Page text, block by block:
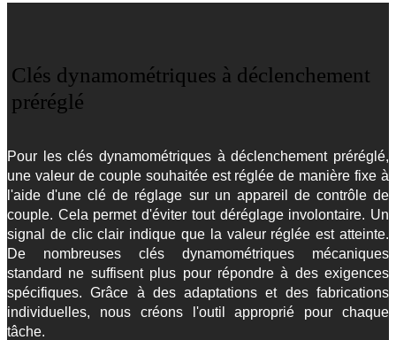
Clés dynamométriques à déclenchement
préréglé
Pour les clés dynamométriques à déclenchement préréglé,
une valeur de couple souhaitée est réglée de manière fixe à
l'aide d'une clé de réglage sur un appareil de contrôle de
couple. Cela permet d'éviter tout déréglage involontaire. Un
signal de clic clair indique que la valeur réglée est atteinte.
De nombreuses clés dynamométriques mécaniques
standard ne suffisent plus pour répondre à des exigences
spécifiques. Grâce à des adaptations et des fabrications
individuelles, nous créons l'outil approprié pour chaque
tâche.